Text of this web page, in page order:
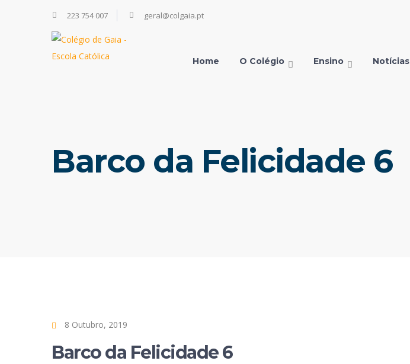
223 754 007 geral@colgaia.pt
Home O Colégio Ensino Notícias
Barco da Felicidade 6
8 Outubro, 2019
Barco da Felicidade 6